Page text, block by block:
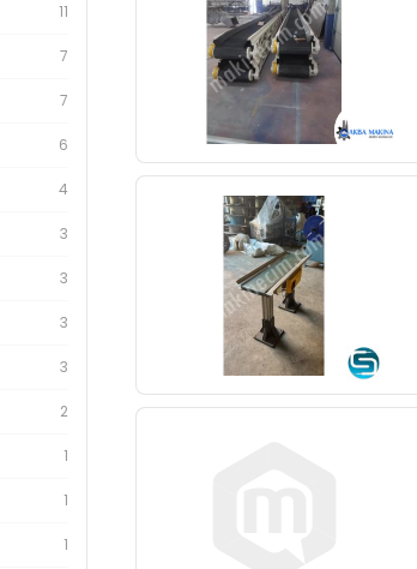
11
7
7
6
4
3
3
3
3
2
1
1
1